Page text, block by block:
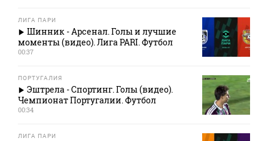
ЛИГА ПАРИ
Шинник - Арсенал. Голы и лучшие
моменты (видео). Лига PARI. Футбол
00:37
ПОРТУГАЛИЯ
Эштрела - Спортинг. Голы (видео).
Чемпионат Португалии. Футбол
00:34
ЛИГА ПАРИ